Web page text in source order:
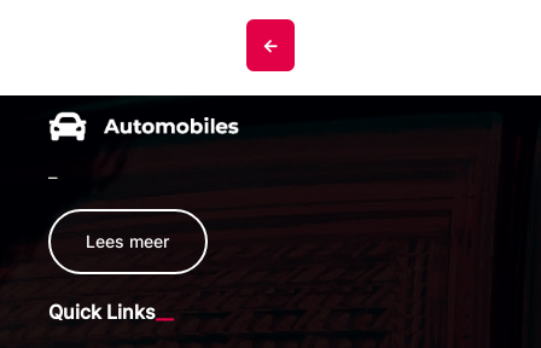
<-
–
Lees meer
Quick Links